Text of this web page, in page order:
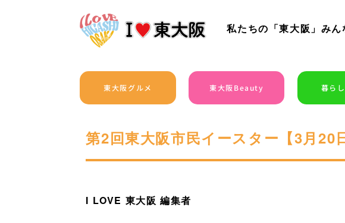
私たちの「東大阪」みん
東大阪グルメ 東大阪Beauty 暮ら
第2回東大阪市民イースター【3月20
I LOVE 東大阪 編集者